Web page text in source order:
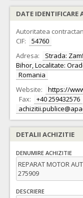
DATE
Autoritatea
CIF:
54760
Adresa:
Strada:
Bihor, Localitate:
Romania
Website:
https://
Fax:
+40 259432576
DETALII ACHIZITIE
DENUMIRE ACHIZITIE
REPARAT MOTOR
275909
DESCRIERE